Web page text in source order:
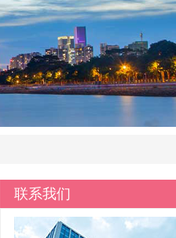
联系我们